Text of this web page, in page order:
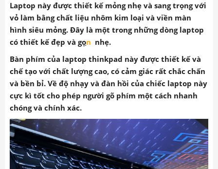
Laptop này được thiết kế mỏng nhẹ và sang trọng với
vỏ làm bằng chất liệu nhôm kim loại và viền màn
hình siêu mỏng. Đây là một trong những dòng laptop
có thiết kế đẹp và gọn nhẹ.
Bàn phím của laptop thinkpad này được thiết kế và
chế tạo với chất lượng cao, có cảm giác rất chắc chấn
và bền bỉ. Về độ nhạy và đàn hồi của chiếc laptop này
cực kì tốt cho phép người gõ phím một cách nhanh
chóng và chính xác.